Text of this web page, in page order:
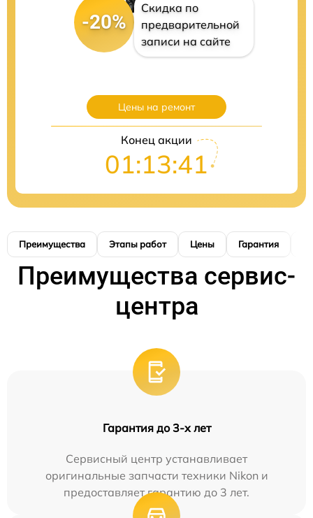
-20%
Скидка по
предварительной
записи на сайте
Цены на ремонт
Конец акции
01:13:40
Преимущества Этапы работ Цены Гарантия
Преимущества сервис-
центра
Гарантия до 3-х лет
Сервисный центр устанавливает
оригинальные запчасти техники Nikon и
предоставляет гарантию до 3 лет.